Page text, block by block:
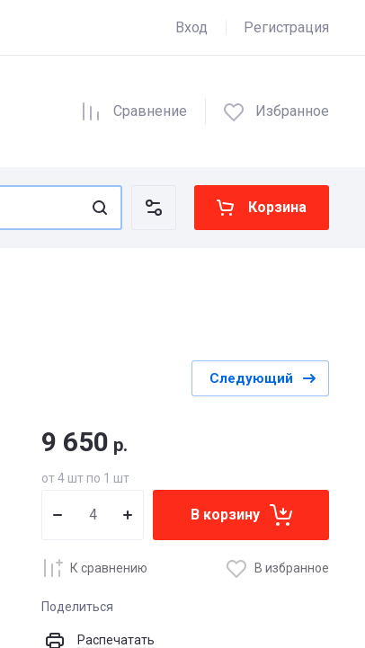
Вход Регистрация
Сравнение Избранное
Корзина
Следующий
9 650 р.
от 4 шт по 1 шт
В корзину
К сравнению В избранное
Поделиться
Распечатать